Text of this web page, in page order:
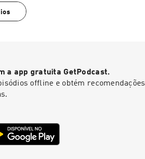
a app gratuita GetPodcast.
offline e obtém recomendações